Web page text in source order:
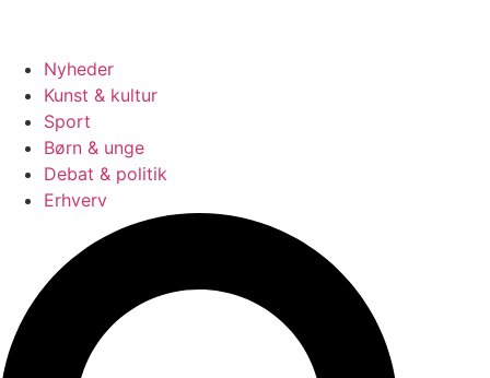
Nyheder
Kunst & kultur
Sport
Børn & unge
Debat & politik
Erhverv